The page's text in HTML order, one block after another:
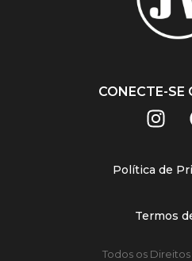
CONECTE-SE
Política de
Termos
Todos os